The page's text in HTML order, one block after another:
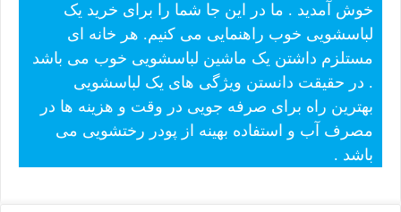
خوش آمدید . ما در این جا شما را برای خرید یک
لباسشویی خوب راهنمایی می کنیم. هر خانه ای
مستلزم داشتن یک ماشین لباسشویی خوب می باشد
. در حقیقت دانستن ویژگی های یک لباسشویی
بهترین راه برای صرفه جویی در وقت و هزینه ها در
مصرف آب و استفاده بهینه از پودر رختشویی می
باشد .